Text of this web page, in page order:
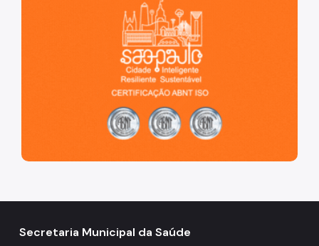
Secretaria Municipal da Saúde